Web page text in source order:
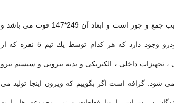
ساختمان بیضوی به شكلی عجیب جمع و جور است و ابعاد آن 249*147 فوت می باشد و
تنها 3 ایستگاه برای مونتاژ خودرو وجود دارد كه هر كدام توسط یك تیم 5 نفره كه از
تجهیزات داخلی ، الكتریكی و بدنه بیرونی و سیستم نیرو
شود. گزافه است اگر بگوییم كه ویرون اینجا تولید می